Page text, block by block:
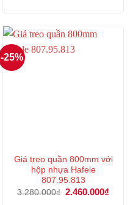
-25%
Giá treo quần 800mm với
hộp nhựa Hafele
807.95.813
3.280.000₫ Giá
2.460.000₫